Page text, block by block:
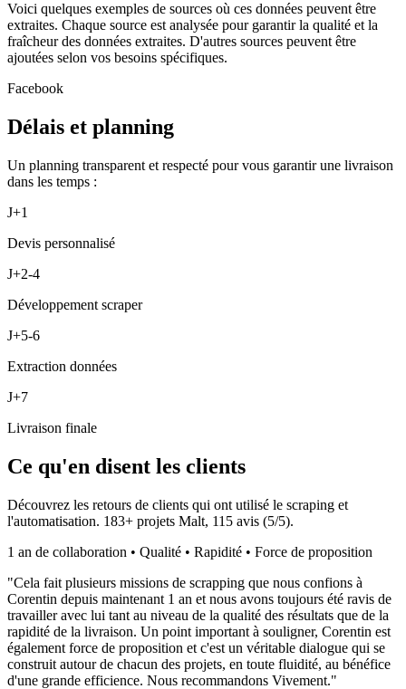
Voici quelques exemples de sources où ces données peuvent être
extraites. Chaque source est analysée pour garantir la qualité et la
fraîcheur des données extraites. D'autres sources peuvent être
ajoutées selon vos besoins spécifiques.
Facebook
Délais et planning
Un planning transparent et respecté pour vous garantir une livraison
dans les temps :
J+1
Devis personnalisé
J+2-4
Développement scraper
J+5-6
Extraction données
J+7
Livraison finale
Ce qu'en disent les clients
Découvrez les retours de clients qui ont utilisé le scraping et
l'automatisation. 183+ projets Malt, 115 avis (5/5).
1 an de collaboration • Qualité • Rapidité • Force de proposition
"Cela fait plusieurs missions de scrapping que nous confions à
Corentin depuis maintenant 1 an et nous avons toujours été ravis de
travailler avec lui tant au niveau de la qualité des résultats que de la
rapidité de la livraison. Un point important à souligner, Corentin est
également force de proposition et c'est un véritable dialogue qui se
construit autour de chacun des projets, en toute fluidité, au bénéfice
d'une grande efficience. Nous recommandons Vivement."